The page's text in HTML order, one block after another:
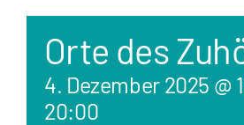
Orte des
4. Dezember 2025 @
20:00